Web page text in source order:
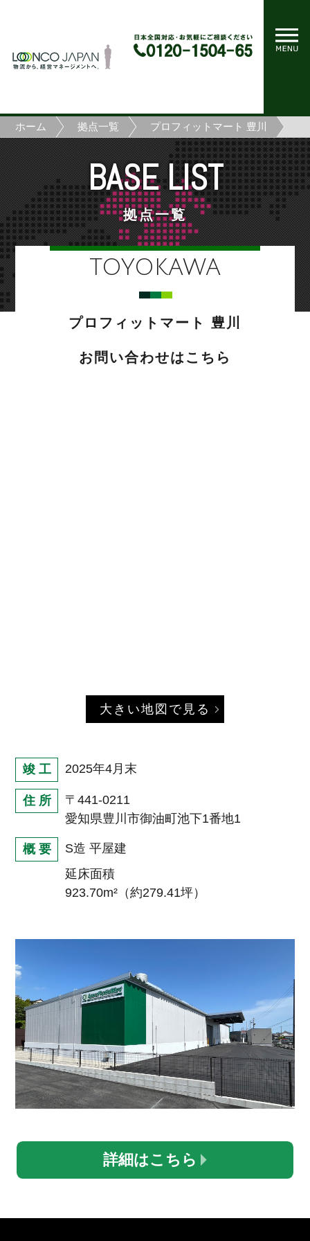
ホーム 拠点一覧 プロフィットマート 豊川
BASE LIST
拠点一覧
TOYOKAWA
プロフィットマート 豊川
お問い合わせはこちら
大きい地図で見る
竣 工 2025年4月末
住 所
〒441-0211
愛知県豊川市御油町池下1番地1
概 要
S造 平屋建
延床面積
923.70m²（約279.41坪）
詳細はこちら